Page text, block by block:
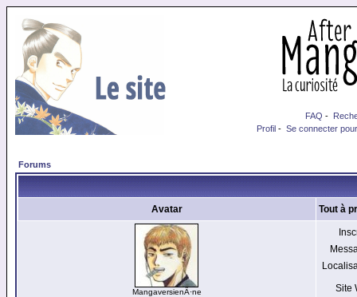
FAQ -
Profil - Se connecter
Forums
Avatar Tout à
MangaversienÂ·ne
Site